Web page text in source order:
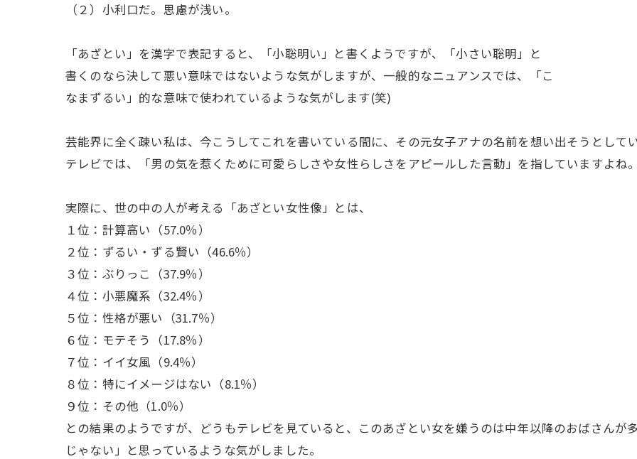
（２）小利口だ。思慮が浅い。
「あざとい」を漢字で表記すると、「小聡明い」と書くようですが、「小さい聡明」と
書くのなら決して悪い意味ではないような気がしますが、一般的なニュアンスでは、「こ
なまずるい」的な意味で使われているような気がします(笑)
芸能界に全く疎い私は、今こうしてこれを書いている間に、その元女子アナの名前を想い出そうとして
テレビでは、「男の気を惹くために可愛らしさや女性らしさをアピールした言動」を指していますよね
実際に、世の中の人が考える「あざとい女性像」とは、
１位：計算高い（57.0％）
２位：ずるい・ずる賢い（46.6％）
３位：ぶりっこ（37.9％）
４位：小悪魔系（32.4％）
５位：性格が悪い（31.7％）
６位：モテそう（17.8％）
７位：イイ女風（9.4％）
８位：特にイメージはない（8.1％）
９位：その他（1.0％）
との結果のようですが、どうもテレビを見ていると、このあざとい女を嫌うのは中年以降のおばさん
じゃない」と思っているような気がしました。